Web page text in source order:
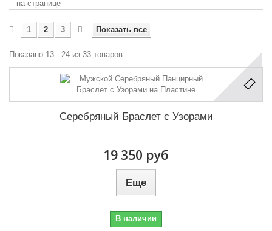
на странице
Показать все
1 2 3
Показано 13 - 24 из 33 товаров
Серебряный Браслет с Узорами
19 350 руб
Еще
В наличии